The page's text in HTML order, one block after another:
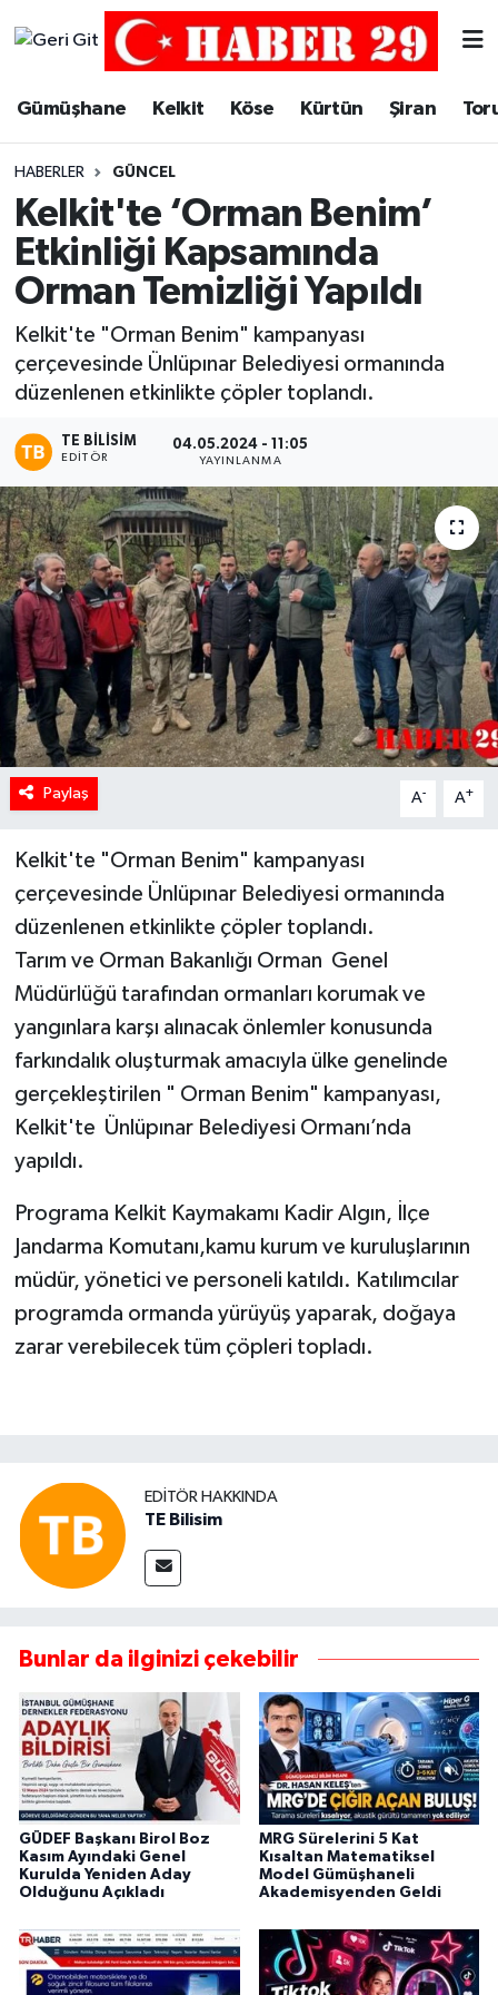
Gümüşhane Kelkit Köse Kürtün Şiran
HABERLER GÜNCEL
Kelkit'te ‘Orman Benim’
Etkinliği Kapsamında
Orman Temizliği Yapıldı
Kelkit'te "Orman Benim" kampanyası
çerçevesinde Ünlüpınar Belediyesi ormanında
düzenlenen etkinlikte çöpler toplandı.
TE BILISIM
EDITÖR
04.05.2024 - 11:05
YAYINLANMA
Paylaş A- A+
Kelkit'te "Orman Benim" kampanyası
çerçevesinde Ünlüpınar Belediyesi ormanında
düzenlenen etkinlikte çöpler toplandı.
Tarım ve Orman Bakanlığı Orman Genel
Müdürlüğü tarafından ormanları korumak ve
yangınlara karşı alınacak önlemler konusunda
farkındalık oluşturmak amacıyla ülke genelinde
gerçekleştirilen " Orman Benim" kampanyası,
Kelkit'te Ünlüpınar Belediyesi Ormanı’nda
yapıldı.
Programa Kelkit Kaymakamı Kadir Algın, İlçe
Jandarma Komutanı,kamu kurum ve kuruluşlarının
müdür, yönetici ve personeli katıldı. Katılımcılar
programda ormanda yürüyüş yaparak, doğaya
zarar verebilecek tüm çöpleri topladı.
EDITÖR HAKKINDA
TE Bilisim
Bunlar da ilginizi çekebilir
GÜDEF Başkanı Birol Boz
Kasım Ayındaki Genel
Kurulda Yeniden Aday
Olduğunu Açıkladı
MRG Sürelerini 5 Kat
Kısaltan Matematiksel
Model Gümüşhaneli
Akademisyenden Geldi
Merkez Trafik Yoğunluk Haritası
Süper Lig Puan Durumu ve Fikstür
Tüm Manşetler
Haber Arşivi